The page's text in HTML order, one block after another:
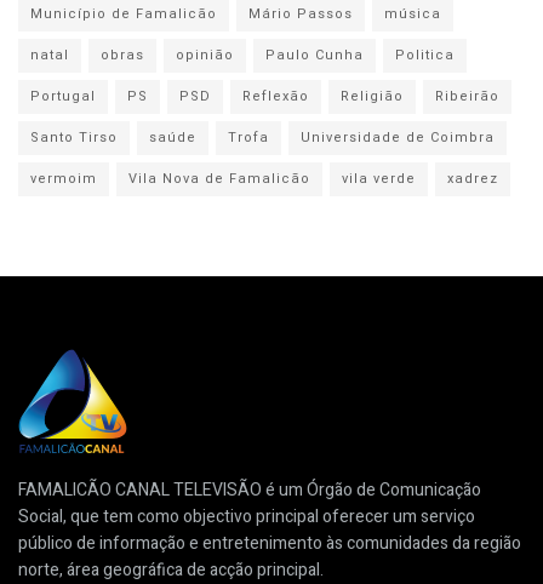
Município de Famalicão
Mário Passos
música
natal
obras opinião Paulo Cunha
Politica
Portugal
PS PSD Reflexão Religião
Ribeirão
Santo Tirso
saúde Trofa
Universidade de Coimbra
vermoim
Vila Nova de Famalicão vila verde xadrez
FAMALICÃO CANAL TELEVISÃO é um Órgão de Comunicação
Social, que tem como objectivo principal oferecer um serviço
público de informação e entretenimento às comunidades da região
norte, área geográfica de acção principal.